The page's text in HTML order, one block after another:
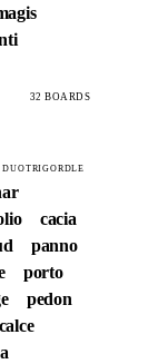
32 BOARDS
DUOTRIGORDLE
cacia
panno
porto
pedon
calce